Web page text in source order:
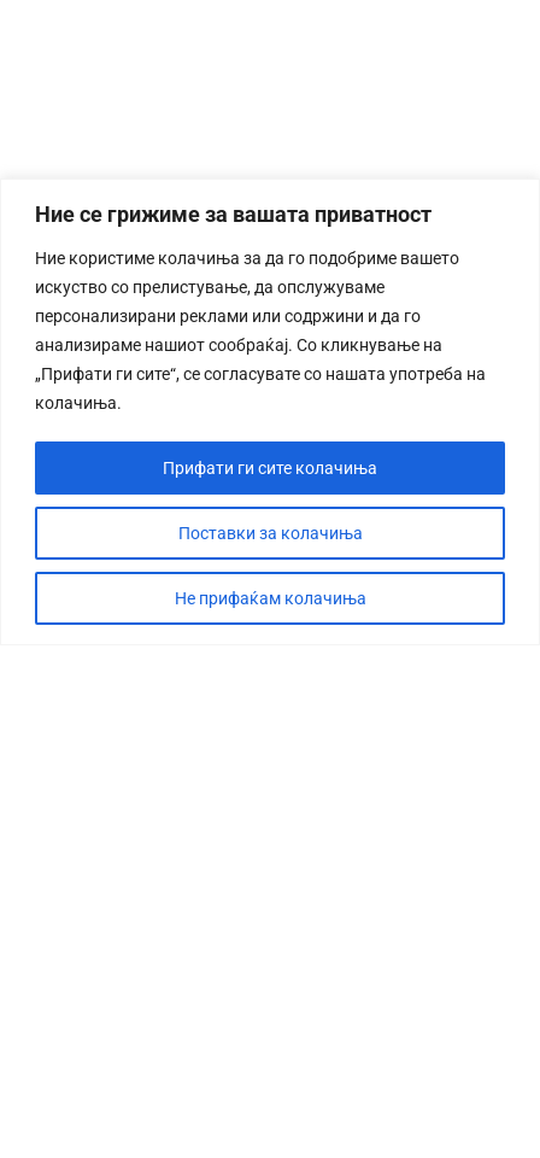
Ние се грижиме за вашата приватност
Ние користиме колачиња за да го подобриме вашето
искуство со прелистување, да опслужуваме
персонализирани реклами или содржини и да го
анализираме нашиот сообраќај. Со кликнување на
„Прифати ги сите“, се согласувате со нашата употреба на
колачиња.
Поставки за колачиња
Не прифаќам колачиња
Прифати ги сите колачиња